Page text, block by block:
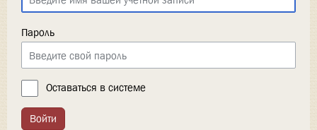
Пароль
Оставаться в системе
Войти